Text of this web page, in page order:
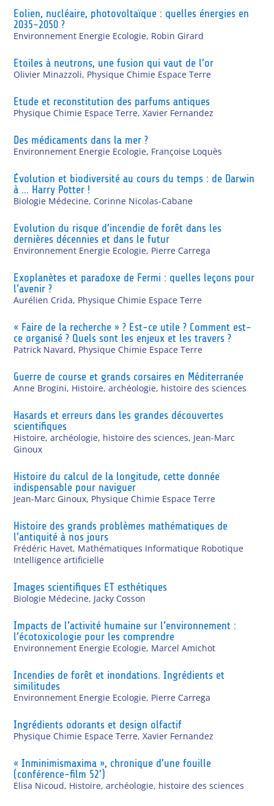
Eolien, nucléaire, photovoltaïque : quelles énergies en
2035-2050 ?
Environnement Energie Ecologie, Robin Girard
Etoiles à neutrons, une fusion qui vaut de l’or
Olivier Minazzoli, Physique Chimie Espace Terre
Etude et reconstitution des parfums antiques
Physique Chimie Espace Terre,Xavier Fernandez
Des médicaments dans la mer ?
Environnement Energie Ecologie, Françoise Loquès
Évolution et biodiversité au cours du temps : de Darwin
à … Harry Potter !
Biologie Médecine, Corinne Nicolas-Cabane
Evolution du risque d’incendie de forêt dans les
dernières décennies et dans le futur
Environnement Energie Ecologie, Pierre Carrega
Exoplanètes et paradoxe de Fermi : quelles leçons pour
l’avenir ?
Aurélien Crida, Physique Chimie Espace Terre
« Faire de la recherche » ? Est-ce utile ? Comment est-
ce organisé ? Quels sont les enjeux et les travers ?
Patrick Navard, Physique Chimie Espace Terre
Guerre de course et grands corsaires en Méditerranée
Anne Brogini, Histoire, archéologie, histoire des sciences
Hasards et erreurs dans les grandes découvertes
scientifiques
Histoire, archéologie, histoire des sciences, Jean-Marc
Ginoux
Histoire du calcul de la longitude, cette donnée
indispensable pour naviguer
Jean-Marc Ginoux, Physique Chimie Espace Terre
Histoire des grands problèmes mathématiques de
l’antiquité à nos jours
Frédéric Havet, Mathématiques Informatique Robotique
Intelligence artificielle
Images scientifiques ET esthétiques
Biologie Médecine, Jacky Cosson
Impacts de l’activité humaine sur l’environnement :
l’écotoxicologie pour les comprendre
Environnement Energie Ecologie, Marcel Amichot
Incendies de forêt et inondations. Ingrédients et
similitudes
Environnement Energie Ecologie, Pierre Carrega
Ingrédients odorants et design olfactif
Physique Chimie Espace Terre,Xavier Fernandez
« Inminimismaxima », chronique d’une fouille
(conférence-film 52’)
Elisa Nicoud, Histoire, archéologie, histoire des sciences